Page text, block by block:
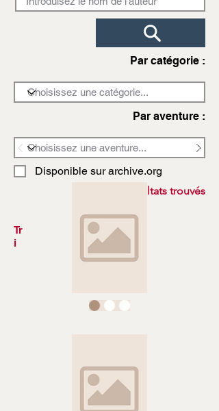
Par catégorie :
Par aventure :
Disponible sur archive.org
3972 résultats trouvés
Tr
i